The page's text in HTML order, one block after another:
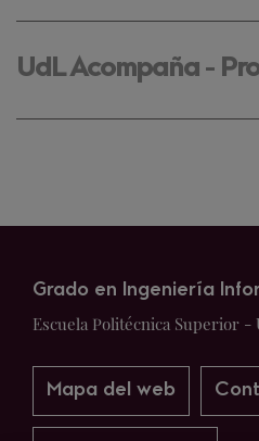
UdL Acompaña -
Grado en Ingeniería
Escuela Politécnica Superior
Mapa del web